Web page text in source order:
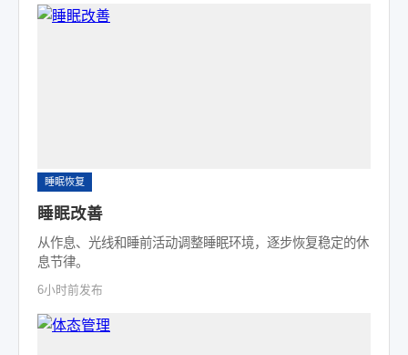
睡眠恢复
睡眠改善
从作息、光线和睡前活动调整睡眠环境，逐步恢复稳定的休
息节律。
6小时前发布